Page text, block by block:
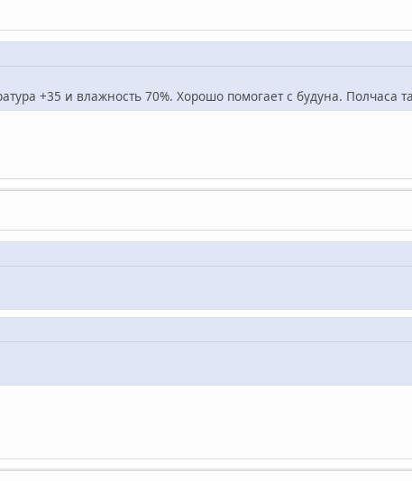
+35 и влажность 70%. Хорошо помогает с будуна. Полчаса